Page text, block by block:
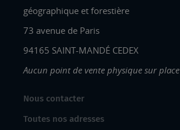
géographique et forestière
73 avenue de Paris
94165 SAINT-MANDÉ CEDEX
Aucun point de vente physique sur place
Nous contacter
Toutes nos adresses